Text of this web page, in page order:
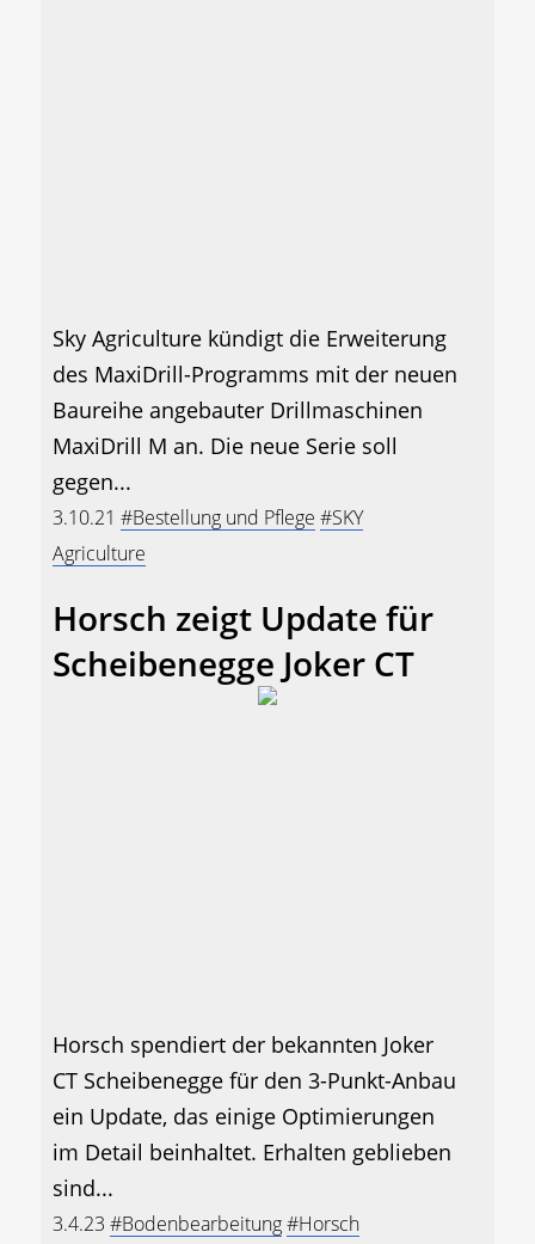
Sky Agriculture kündigt die Erweiterung
des MaxiDrill-Programms mit der neuen
Baureihe angebauter Drillmaschinen
MaxiDrill M an. Die neue Serie soll
gegen...
3.10.21 #Bestellung und Pflege #SKY
Agriculture
Horsch zeigt Update für
Scheibenegge Joker CT
Horsch spendiert der bekannten Joker
CT Scheibenegge für den 3-Punkt-Anbau
ein Update, das einige Optimierungen
im Detail beinhaltet. Erhalten geblieben
sind...
3.4.23 #Bodenbearbeitung#Horsch